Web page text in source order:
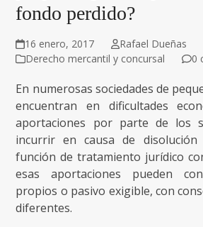
fondo perdido?
16 enero, 2017
Rafael Dueñas
Derecho mercantil y concursal
0
En numerosas sociedades de
encuentran en dificultades
aportaciones por parte de los
incurrir en causa de
función de tratamiento jurídico
esas aportaciones pueden
propios o pasivo exigible, con
diferentes.